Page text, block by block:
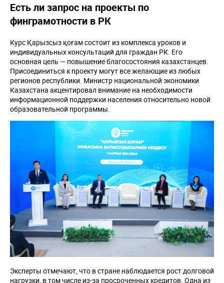
Есть ли запрос на проекты по
финграмотности в РК
Курс Қарызсыз қоғам состоит из комплекса уроков и
индивидуальных консультаций для граждан РК. Его
основная цель — повышение благосостояния казахстанцев.
Присоединиться к проекту могут все желающие из любых
регионов республики. Министр национальной экономики
Казахстана акцентировал внимание на необходимости
информационной поддержки населения относительно новой
образовательной программы.
Эксперты отмечают, что в стране наблюдается рост долговой
нагрузки, в том числе из-за просроченных кредитов. Одна из